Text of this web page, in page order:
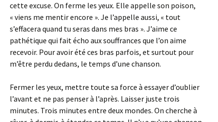
cette excuse. On ferme les yeux. Elle appelle son poison,
« viens me mentir encore ». Je l’appelle aussi, « tout
s’effacera quand tu seras dans mes bras ». J’aime ce
pathétique qui fait écho aux souffrances que l’on aime
recevoir. Pour avoir été ces bras parfois, et surtout pour
m’être perdu dedans, le temps d’une chanson.
Fermer les yeux, mettre toute sa force à essayer d’oublier
l’avant et ne pas penser à l’après. Laisser juste trois
minutes. Trois minutes entre deux mondes. On cherche à